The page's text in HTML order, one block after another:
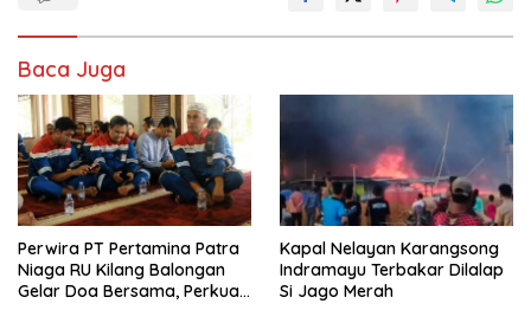
Baca Juga
Perwira PT Pertamina Patra
Niaga RU Kilang Balongan
Gelar Doa Bersama, Perkuat
Kapal Nelayan Karangsong
Indramayu Terbakar Dilalap
Si Jago Merah